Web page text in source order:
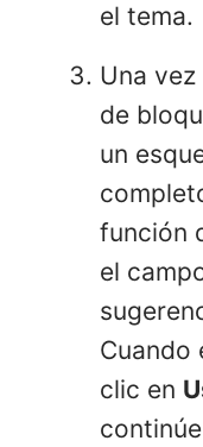
el tema.
Una
de
un
función
el
Cuando
clic en